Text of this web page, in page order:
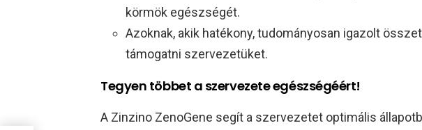
körmök egészségét.
Azoknak, akik hatékony, tudományosan igazolt
támogatni szervezetüket.
Tegyen többet a szervezete egészségéért!
A Zinzino ZenoGene segít a szervezetet optimális